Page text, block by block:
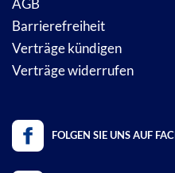
AGB
Barrierefreiheit
Verträge kündigen
Verträge widerrufen
FOLGEN SIE UNS AUF